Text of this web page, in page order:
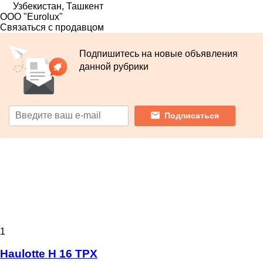
Узбекистан, Ташкент
ООО "Eurolux"
Связаться с продавцом
Подпишитесь на новые объявления
данной рубрики
Подписаться
1
Haulotte H 16 TPX